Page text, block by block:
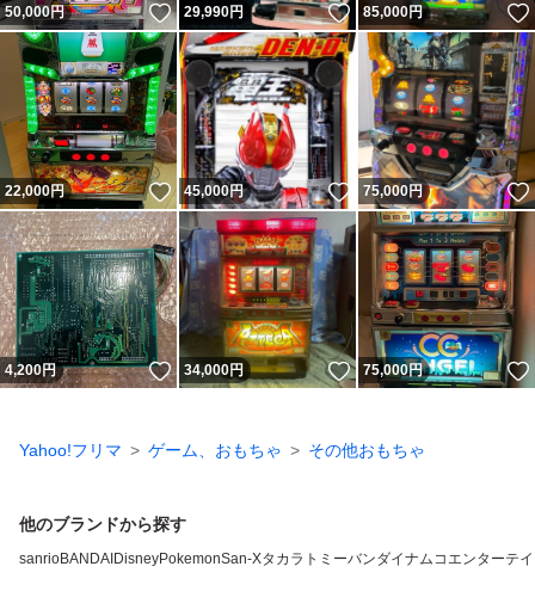
50,000円 いいね！
29,990円 いいね！
85,000円
22,000円 いいね！
45,000円 いいね！
75,000円
4,200円 いいね！
34,000円 いいね！
75,000円
Yahoo!フリマ ゲーム、おもちゃ その他おもちゃ
他のブランドから探す
sanrioBANDAI DisneyPokemonSan-Xタカラトミーバンダイナムコエンターテ